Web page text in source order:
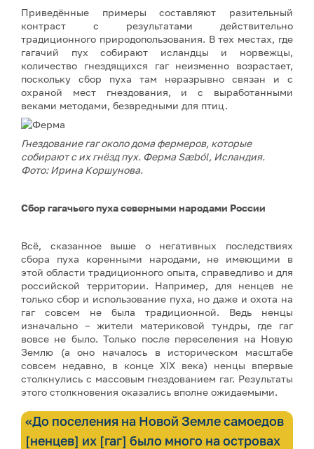
Приведённые примеры составляют разительный
контраст с результатами действительно
традиционного природопользования. В тех местах, где
гагачий пух собирают исландцы и норвежцы,
количество гнездящихся гаг неизменно возрастает,
поскольку сбор пуха там неразрывно связан и с
охраной мест гнездования, и с выработанными
веками методами, безвредными для птиц.
Гнездование гаг около дома фермеров, которые
собирают с их гнёзд пух. Ферма Sæból, Исландия.
Фото: Ирина Коршунова.
Сбор гагачьего пуха северными народами России
Всё, сказанное выше о негативных последствиях
сбора пуха коренными народами, не имеющими в
этой области традиционного опыта, справедливо и для
российской территории. Например, для ненцев не
только сбор и использование пуха, но даже и охота на
гаг совсем не была традиционной. Ведь ненцы
изначально – жители материковой тундры, где гаг
вовсе не было. Только после переселения на Новую
Землю (а оно началось в историческом масштабе
совсем недавно, в конце XIX века) ненцы впервые
столкнулись с массовым гнездованием гаг. Результаты
этого столкновения оказались вполне ожидаемыми.
«До поселения на Новой Земле самоедов
[ненцев] их [гаг] было много на островах